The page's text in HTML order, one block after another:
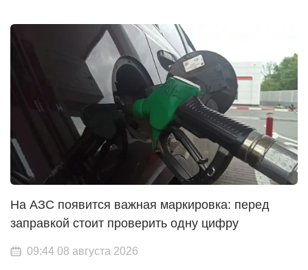
На АЗС появится важная маркировка: перед
заправкой стоит проверить одну цифру
09:44 08 августа 2026